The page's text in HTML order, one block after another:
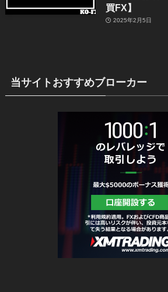
買FX】
2025年2月5日
当サイトおすすめブローカー